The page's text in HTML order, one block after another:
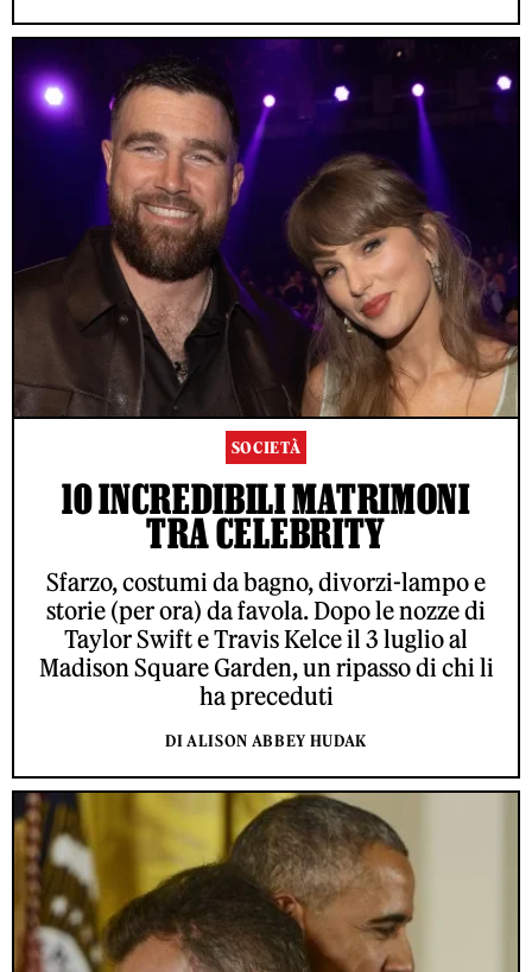
SOCIETÀ
10 INCREDIBILI MATRIMONI
TRA CELEBRITY
Sfarzo, costumi da bagno, divorzi-lampo e
storie (per ora) da favola. Dopo le nozze di
Taylor Swift e Travis Kelce il 3 luglio al
Madison Square Garden, un ripasso di chi li
ha preceduti
DI ALISON ABBEY HUDAK